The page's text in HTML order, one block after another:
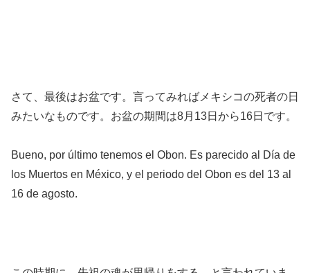
さて、最後はお盆です。言ってみればメキシコの死者の日
みたいなものです。お盆の期間は8月13日から16日です。
Bueno, por último tenemos el Obon. Es parecido al Día de
los Muertos en México, y el periodo del Obon es del 13 al
16 de agosto.